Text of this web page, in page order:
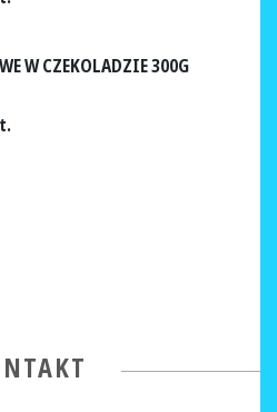
W CZEKOLADZIE 300G